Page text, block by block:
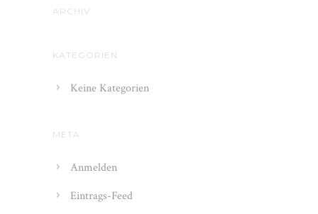
ARCHIV
KATEGORIEN
Keine Kategorien
META
Anmelden
Eintrags-Feed